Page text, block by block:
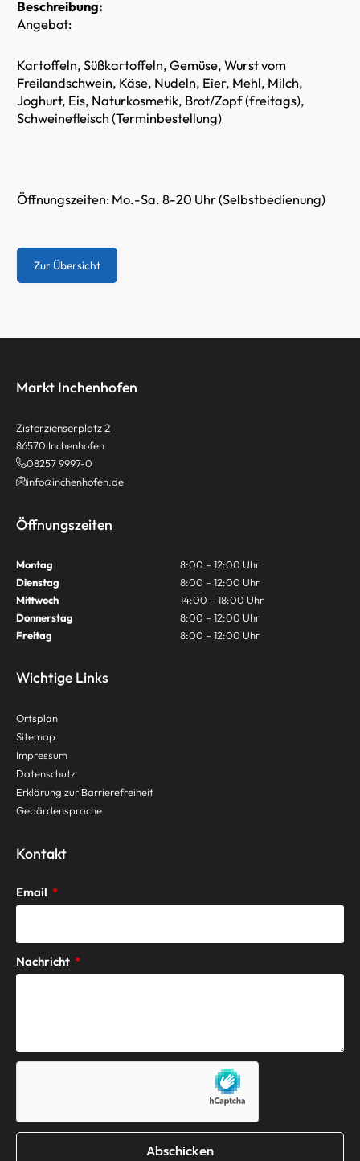
Beschreibung:
Angebot:
Kartoffeln, Süßkartoffeln, Gemüse, Wurst vom
Freilandschwein, Käse, Nudeln, Eier, Mehl, Milch,
Joghurt, Eis, Naturkosmetik, Brot/Zopf (freitags),
Schweinefleisch (Terminbestellung)
Öffnungszeiten: Mo.-Sa. 8-20 Uhr (Selbstbedienung)
Zur Übersicht
Markt Inchenhofen
Zisterzienserplatz 2
86570 Inchenhofen
08257 9997-0
info@inchenhofen.de
Öffnungszeiten
Montag
8:00 – 12:00 Uhr
Dienstag
8:00 – 12:00 Uhr
Mittwoch
14:00 – 18:00 Uhr
Donnerstag
8:00 – 12:00 Uhr
Freitag
8:00 – 12:00 Uhr
Wichtige Links
Ortsplan
Sitemap
Impressum
Datenschutz
Erklärung zur Barrierefreiheit
Gebärdensprache
Kontakt
Email
Nachricht
Abschicken